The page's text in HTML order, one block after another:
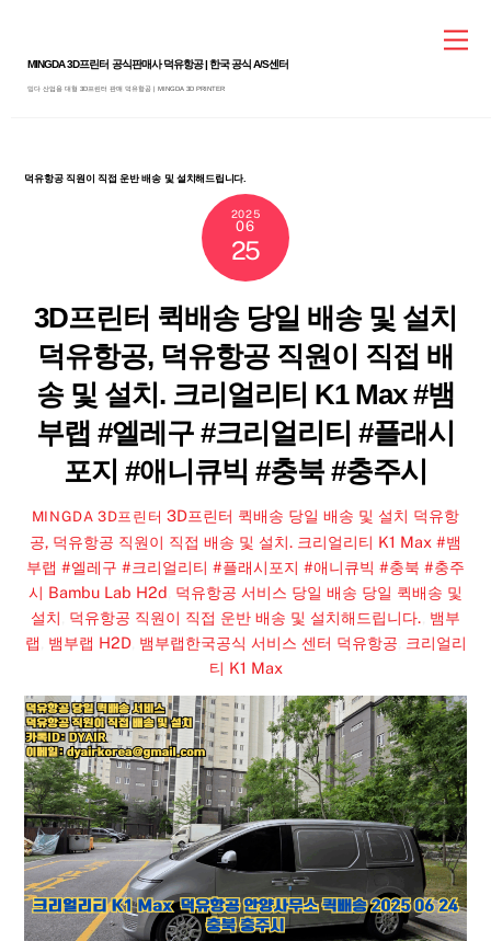
content
MINGDA 3D프린터 공식판매사 덕유항공 | 한국 공식 A/S센터
밍다 산업용 대형 3D프린터 판매 덕유항공 | MINGDA 3D PRINTER
덕유항공 직원이 직접 운반 배송 및 설치해드립니다.
2025
06
25
3D프린터 퀵배송 당일 배송 및 설치
덕유항공, 덕유항공 직원이 직접 배
송 및 설치. 크리얼리티 K1 Max #뱀
부랩 #엘레구 #크리얼리티 #플래시
포지 #애니큐빅 #충북 #충주시
MINGDA 3D프린터 3D프린터 퀵배송 당일 배송 및 설치 덕유항
공, 덕유항공 직원이 직접 배송 및 설치. 크리얼리티 K1 Max #뱀
부랩 #엘레구 #크리얼리티 #플래시포지 #애니큐빅 #충북 #충주
시 Bambu Lab H2d 덕유항공 서비스 당일 배송 당일 퀵배송 및
설치 덕유항공 직원이 직접 운반 배송 및 설치해드립니다. 뱀부
랩 뱀부랩 H2D, 뱀부랩한국공식 서비스 센터 덕유항공 크리얼리
티 K1 Max